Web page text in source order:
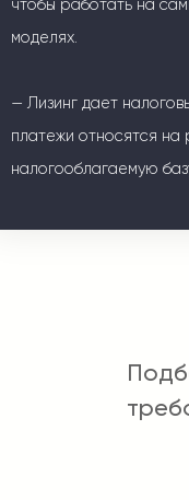
чтобы работать на
моделях.
— Лизинг дает
платежи относятся на
налогооблагаемую